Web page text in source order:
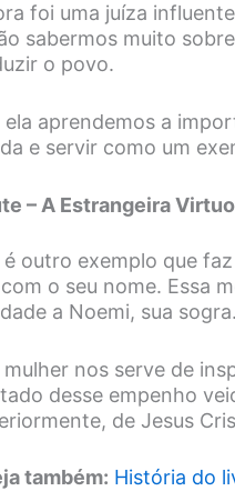
foi uma juíza
sabermos muito
o povo.
ela aprendemos a
e servir como um
– A Estrangeira
é outro exemplo que
o seu nome. Essa
a Noemi, sua sogra.
mulher nos serve de
desse empenho
de Jesus
também: História do